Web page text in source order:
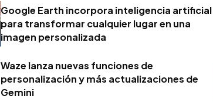
Google Earth incorpora inteligencia artificial
para transformar cualquier lugar en una
imagen personalizada
Waze lanza nuevas funciones de
personalización y más actualizaciones de
Gemini